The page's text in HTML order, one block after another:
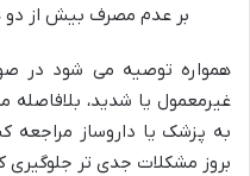
بر عدم مصرف بیش از دو
همواره توصیه می شود در
غیرمعمول یا شدید،
به پزشک یا داروساز مراجعه
بروز مشکلات جدی تر جلوگیری